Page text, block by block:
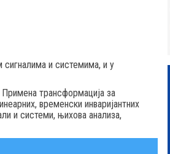
и системима, и у
Примена трансформација за
временски инваријантних
и системи, њихова анализа,